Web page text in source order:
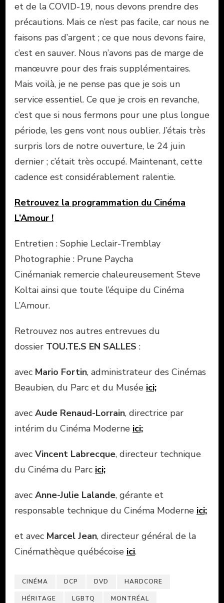
et de la COVID-19, nous devons prendre des
précautions. Mais ce n’est pas facile, car nous ne
faisons pas d’argent ; ce que nous devons faire,
c’est en sauver. Nous n’avons pas de marge de
manœuvre pour des frais supplémentaires.
Mais voilà, je ne pense pas que je sois un
service essentiel. Ce que je crois en revanche,
c’est que si nous fermons pour une plus longue
période, les gens vont nous oublier. J’étais très
surpris lors de notre ouverture, le 24 juin
dernier ; c’était très occupé. Maintenant, cette
cadence est considérablement ralentie.
Retrouvez la programmation du Cinéma
L’Amour !
Entretien : Sophie Leclair-Tremblay
Photographie : Prune Paycha
Cinémaniak remercie chaleureusement Steve
Koltai ainsi que toute l’équipe du Cinéma
L’Amour.
Retrouvez nos autres entrevues du
dossier TOU.TE.S EN SALLES :
avec Mario Fortin, administrateur des Cinémas
Beaubien, du Parc et du Musée ici;
avec Aude Renaud-Lorrain, directrice par
intérim du Cinéma Moderne ici;
avec Vincent Labrecque, directeur technique
du Cinéma du Parc ici;
avec Anne-Julie Lalande, gérante et
responsable technique du Cinéma Moderne ici;
et avec Marcel Jean, directeur général de la
Cinémathèque québécoise ici.
CINÉMA DCP DVD HARDCORE
HÉRITAGE LGBTQ MONTRÉAL